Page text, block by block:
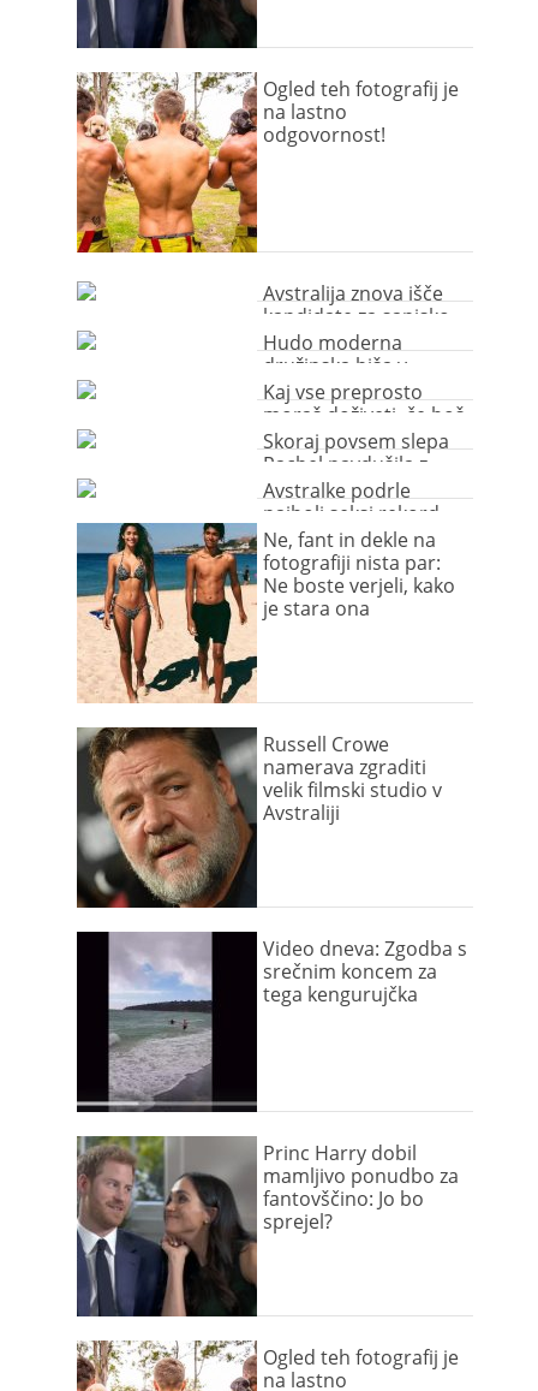
Ogled teh fotografij je
na lastno
odgovornost!
Avstralija znova išče
kandidate za sanjsko
službo!
Hudo moderna
družinska hiša v
Avstraliji
Kaj vse preprosto
moraš doživeti, če boš
obiskala Avstralijo?
Skoraj povsem slepa
Rachel navdušila z
božanskim glasom
Avstralke podrle
najbolj seksi rekord
Ne, fant in dekle na
fotografiji nista par:
Ne boste verjeli, kako
je stara ona
Russell Crowe
namerava zgraditi
velik filmski studio v
Avstraliji
Video dneva: Zgodba s
srečnim koncem za
tega kengurujčka
Princ Harry dobil
mamljivo ponudbo za
fantovščino: Jo bo
sprejel?
Ogled teh fotografij je
na lastno